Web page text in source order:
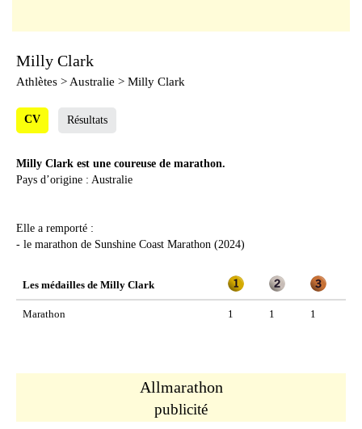
Milly Clark
Athlètes > Australie > Milly Clark
CV Résultats
Milly Clark est une coureuse de marathon.
Pays d’origine : Australie
Elle a remporté :
- le marathon de Sunshine Coast Marathon (2024)
Les médailles de Milly Clark
Marathon 1 1 1
Allmarathon
publicité